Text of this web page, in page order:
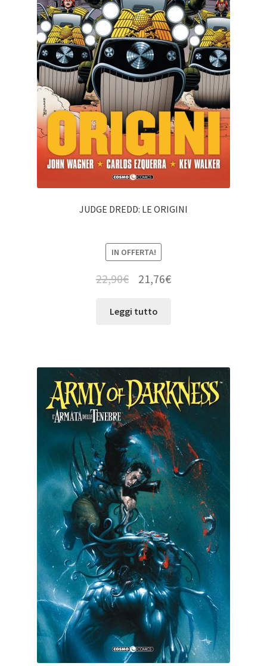
JUDGE DREDD: LE ORIGINI
IN OFFERTA!
22,90€ 21,76€
Leggi tutto